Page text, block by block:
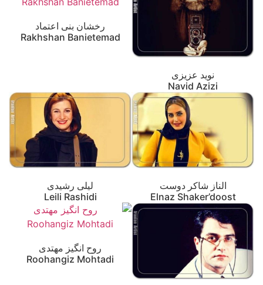
نوید عزیزی
Navid Azizi
رخشان بنی اعتماد
Rakhshan Banietemad
الناز شاکر دوست
Elnaz Shaker’doost
لیلی رشیدی
Leili Rashidi
روح انگیز مهتدی
Roohangiz Mohtadi